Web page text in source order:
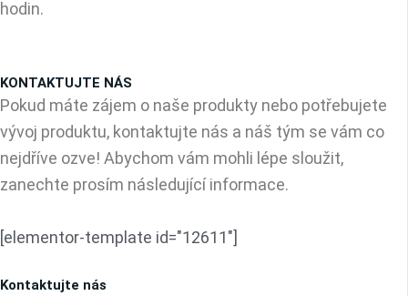
hodin.
KONTAKTUJTE NÁS
Pokud máte zájem o naše produkty nebo potřebujete
vývoj produktu, kontaktujte nás a náš tým se vám co
nejdříve ozve! Abychom vám mohli lépe sloužit,
zanechte prosím následující informace.
[elementor-template id="12611"]
Kontaktujte nás